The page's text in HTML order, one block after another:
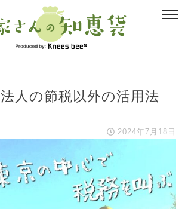
人の節税以外の活用法
2024年7月18日